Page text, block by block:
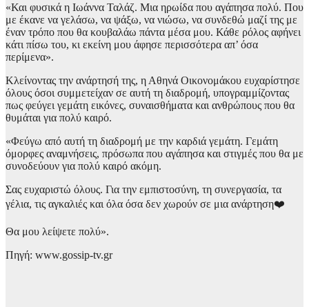
«Και φυσικά η Ιωάννα Ταλάζ. Μια ηρωίδα που αγάπησα πολύ. Που
με έκανε να γελάσω, να ψάξω, να νιώσω, να συνδεθώ μαζί της με
έναν τρόπο που θα κουβαλάω πάντα μέσα μου. Κάθε ρόλος αφήνει
κάτι πίσω του, κι εκείνη μου άφησε περισσότερα απ’ όσα
περίμενα».
Κλείνοντας την ανάρτησή της, η Αθηνά Οικονομάκου ευχαρίστησε
όλους όσοι συμμετείχαν σε αυτή τη διαδρομή, υπογραμμίζοντας
πως φεύγει γεμάτη εικόνες, συναισθήματα και ανθρώπους που θα
θυμάται για πολύ καιρό.
«Φεύγω από αυτή τη διαδρομή με την καρδιά γεμάτη. Γεμάτη
όμορφες αναμνήσεις, πρόσωπα που αγάπησα και στιγμές που θα με
συνοδεύουν για πολύ καιρό ακόμη.
Σας ευχαριστώ όλους. Για την εμπιστοσύνη, τη συνεργασία, τα
γέλια, τις αγκαλιές και όλα όσα δεν χωρούν σε μια ανάρτηση❤️
Θα μου λείψετε πολύ».
Πηγή: www.gossip-tv.gr